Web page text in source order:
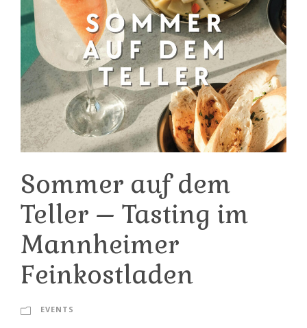
Sommer auf dem
Teller – Tasting im
Mannheimer
Feinkostladen
EVENTS